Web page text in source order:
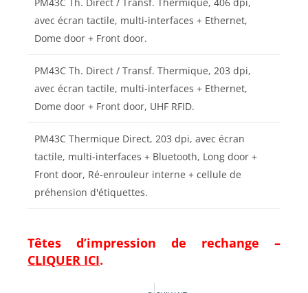
avec écran tactile, multi-interfaces + Ethernet,
Dome door + Front door.
PM43C Th. Direct / Transf. Thermique, 203 dpi,
avec écran tactile, multi-interfaces + Ethernet,
Dome door + Front door, UHF RFID.
PM43C Thermique Direct, 203 dpi, avec écran
tactile, multi-interfaces + Bluetooth, Long door +
Front door, Ré-enrouleur interne + cellule de
préhension d'étiquettes.
Têtes d’impression de rechange –
CLIQUER ICI.